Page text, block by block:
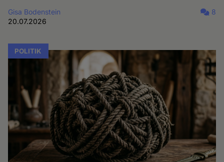
Gisa Bodenstein
20.07.2026
8
POLITIK